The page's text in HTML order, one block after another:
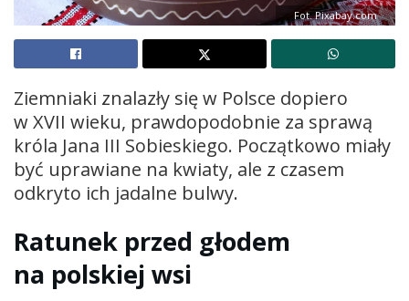
Fot. Pixabay.com
Ziemniaki znalazły się w Polsce dopiero
w XVII wieku, prawdopodobnie za sprawą
króla Jana III Sobieskiego. Początkowo miały
być uprawiane na kwiaty, ale z czasem
odkryto ich jadalne bulwy.
Ratunek przed głodem
na polskiej wsi